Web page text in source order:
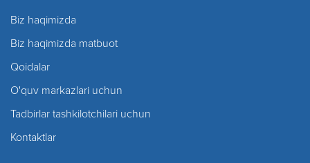
Biz haqimizda
Biz haqimizda matbuot
Qoidalar
O'quv markazlari uchun
Tadbirlar tashkilotchilari uchun
Kontaktlar